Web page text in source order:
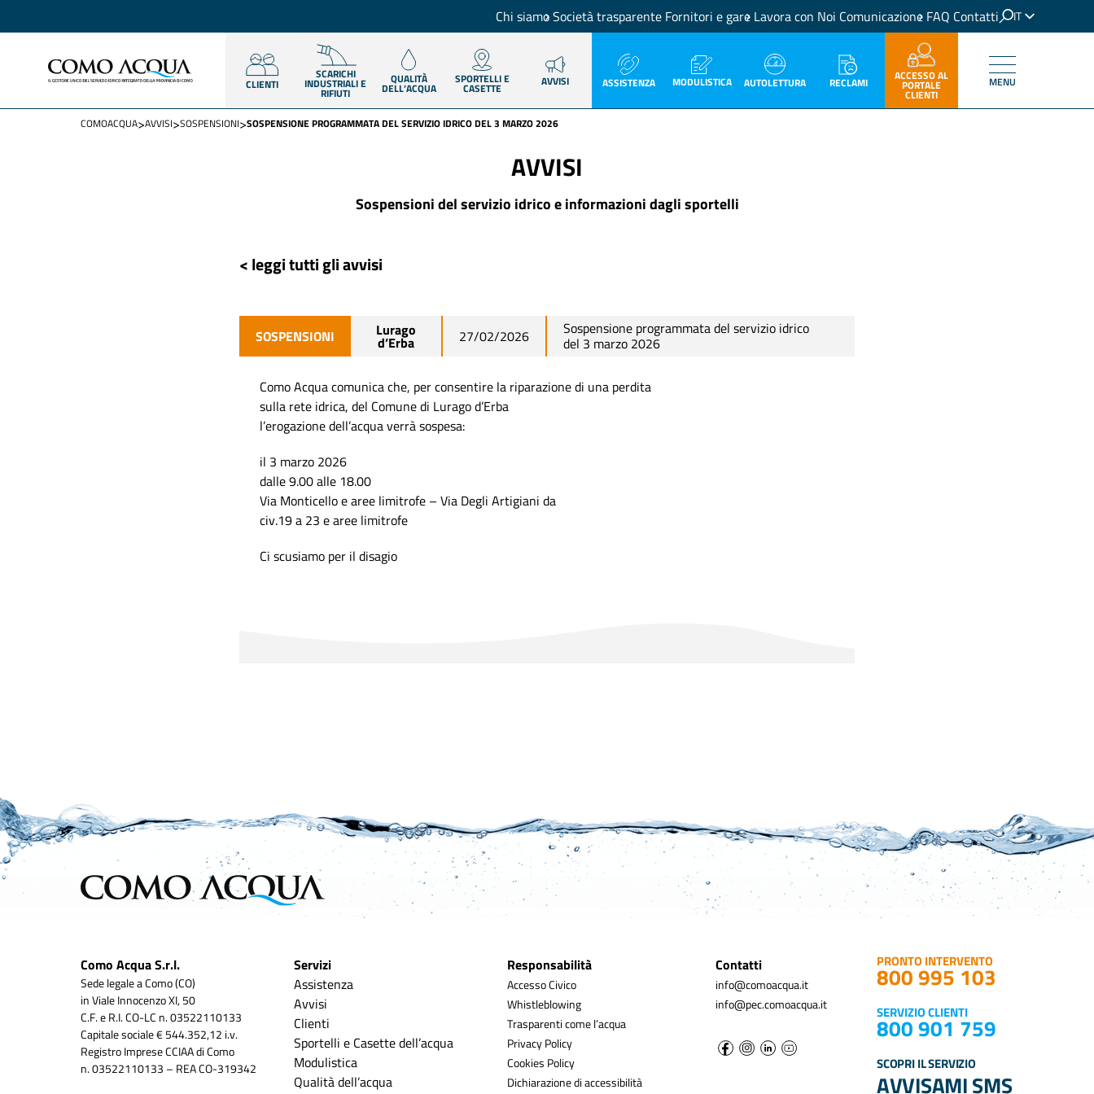
Chi siamoSocietà trasparente Fornitori e gare Lavora con Noi Comunicazione FAQ Contatti
IT
EN
CLIENTI
SCARICHI
INDUSTRIALI E
RIFIUTI
QUALITÀ
DELL’ACQUA
SPORTELLI E
CASETTE AVVISI ASSISTENZA MODULISTICA AUTOLETTURA RECLAMI ACCESSO AL
PORTALE
CLIENTI
MENU
COMOACQUA>AVVISI>SOSPENSIONI>SOSPENSIONE PROGRAMMATA DEL SERVIZIO IDRICO DEL 3 MARZO 2026
AVVISI
Sospensioni del servizio idrico e informazioni dagli sportelli
< leggi tutti gli avvisi
SOSPENSIONI Lurago
d’Erba 27/02/2026 Sospensione programmata del servizio idrico
del 3 marzo 2026
Como Acqua comunica che, per consentire la riparazione di una perdita
sulla rete idrica, del Comune di Lurago d’Erba
l’erogazione dell’acqua verrà sospesa:
il 3 marzo 2026
dalle 9.00 alle 18.00
Via Monticello e aree limitrofe – Via Degli Artigiani da
civ.19 a 23 e aree limitrofe
Ci scusiamo per il disagio
Como Acqua S.r.l.
Sede legale a Como (CO)
in Viale Innocenzo XI, 50
C.F. e R.I. CO-LC n. 03522110133
Capitale sociale € 544.352,12 i.v.
Registro Imprese CCIAA di Como
n. 03522110133 – REA CO-319342
Servizi
Assistenza
Avvisi
Clienti
Sportelli e Casette dell’acqua
Modulistica
Qualità dell’acqua
Responsabilità
Accesso Civico
Whistleblowing
Trasparenti come l’acqua
Privacy Policy
Cookies Policy
Dichiarazione di accessibilità
Contatti
info@comoacqua.it
info@pec.comoacqua.it
PRONTO INTERVENTO
800 995 103
SERVIZIO CLIENTI
800 901 759
SCOPRI IL SERVIZIO
AVVISAMI SMS